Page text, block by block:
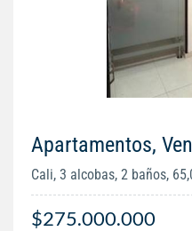
Apartamentos,
Cali, 3 alcobas, 2 baños,
$275.000.000